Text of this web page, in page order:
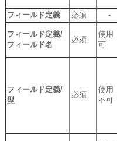
フィールド定義 必須 -
フィールド定義/
フィールド名
必須
使用
可
フィールド定義/
型
必須
使用
不可